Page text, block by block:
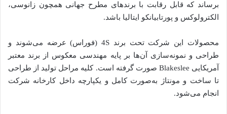
برساند که قابل رقابت با برندهای مطرح جهانی همچون زانوسی،
الکترولوکس و پورتابیانکو ایتالیا باشد.
محصولات این شرکت تحت برند 4S (فوراس) عرضه می‌شوند و
طراحی و نمونه‌سازی آن‌ها بر پایه مهندسی معکوس از برند معتبر
آمریکایی Blakeslee صورت گرفته است. کلیه مراحل تولید از طراحی
تا ساخت و مونتاژ به‌صورت کامل و یکپارچه داخل کارخانه شرکت
انجام می‌شود.